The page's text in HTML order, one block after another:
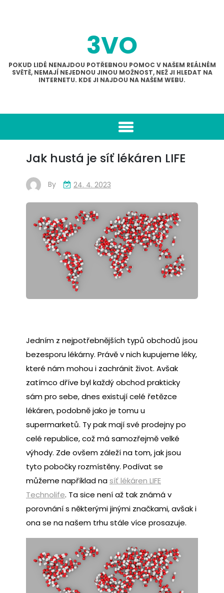
3VO
POKUD LIDÉ NENAJDOU POTŘEBNOU POMOC V NAŠEM REÁLNÉM
SVĚTĚ, NEMAJÍ NEJEDNOU JINOU MOŽNOST, NEŽ JI HLEDAT NA
INTERNETU. KDE JI NAJDOU NA NAŠEM WEBU.
Jak hustá je síť lékáren LIFE
By 24. 4. 2023
Jedním z nejpotřebnějších typů obchodů jsou
bezesporu lékárny. Právě v nich kupujeme léky,
které nám mohou i zachránit život. Avšak
zatímco dříve byl každý obchod prakticky
sám pro sebe, dnes existují celé řetězce
lékáren, podobně jako je tomu u
supermarketů. Ty pak mají své prodejny po
celé republice, což má samozřejmě velké
výhody. Zde ovšem záleží na tom, jak jsou
tyto pobočky rozmístěny. Podívat se
můžeme například na síť lékáren LIFE
Technolife. Ta sice není až tak známá v
porovnání s některými jinými značkami, avšak i
ona se na našem trhu stále více prosazuje.